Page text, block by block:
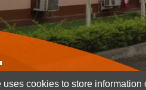
uses cookies to store